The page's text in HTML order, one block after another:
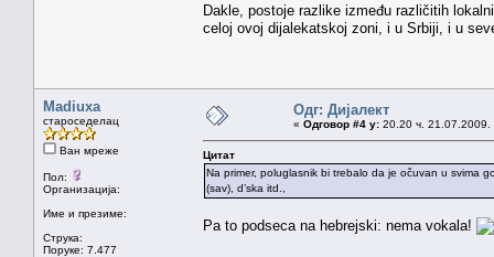
Dakle, postoje razlike između različitih
celoj ovoj dijalekatskoj zoni, i u Srbiji, i u
Madiuxa
староседелац
Ван мреже
Пол:
Организација:
Име и презиме:
Струка:
Поруке: 7.477
Одг: Дијалект
« Одговор #4 у: 20.20 ч. 21.07.2009.
Цитат
Na primer, poluglasnik bi trebalo da je očuvan u svima
(sav), d’ska itd.,
Pa to podseca na hebrejski: nema vokala!